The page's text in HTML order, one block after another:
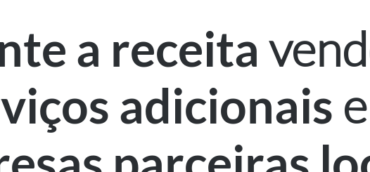
a receita
adicionais